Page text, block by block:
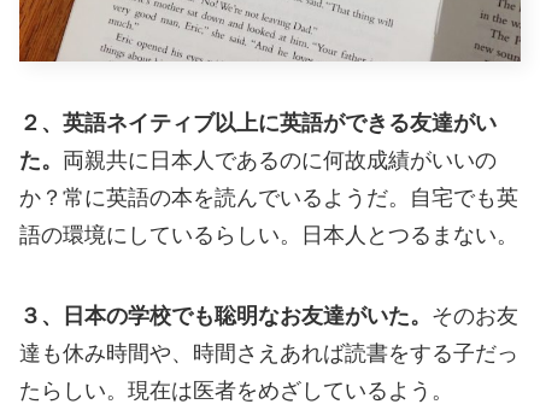
２、英語ネイティブ以上に英語ができる友達がい
た。 両親共に日本人であるのに何故成績がいいの
か？常に英語の本を読んでいるようだ。自宅でも英
語の環境にしているらしい。日本人とつるまない。
３、日本の学校でも聡明なお友達がいた。 そのお友
達も休み時間や、時間さえあれば読書をする子だっ
たらしい。現在は医者をめざしているよう。